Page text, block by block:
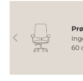
Forrige
60